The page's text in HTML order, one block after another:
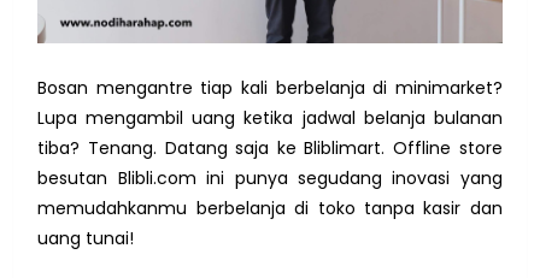
Bosan mengantre tiap kali berbelanja di minimarket?
Lupa mengambil uang ketika jadwal belanja bulanan
tiba? Tenang. Datang saja ke Bliblimart. Offline store
besutan Blibli.com ini punya segudang inovasi yang
memudahkanmu berbelanja di toko tanpa kasir dan
uang tunai!